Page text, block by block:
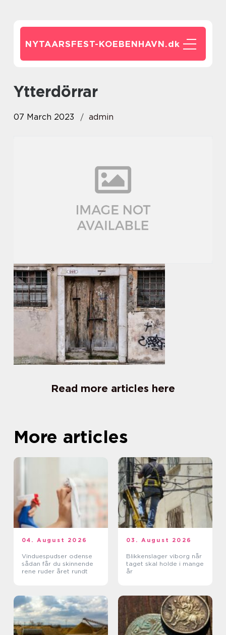
NYTAARSFEST-KOEBENHAVN.dk
Ytterdörrar
07 March 2023 admin
Read more articles here
More articles
04. August 2026
Vinduespudser odense
sådan får du skinnende
rene ruder året rundt
03. August 2026
Blikkenslager viborg når
taget skal holde i mange
år